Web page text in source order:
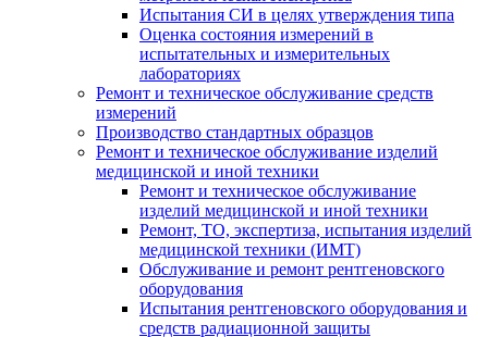
Испытания СИ в целях утверждения типа
Оценка состояния измерений в
испытательных и измерительных
лабораториях
Ремонт и техническое обслуживание средств
измерений
Производство стандартных образцов
Ремонт и техническое обслуживание изделий
медицинской и иной техники
Ремонт и техническое обслуживание
изделий медицинской и иной техники
Ремонт, ТО, экспертиза, испытания изделий
медицинской техники (ИМТ)
Обслуживание и ремонт рентгеновского
оборудования
Испытания рентгеновского оборудования и
средств радиационной защиты